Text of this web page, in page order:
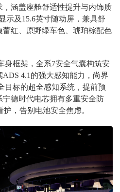
涵盖座舱舒适性提升与内饰质
示及15.6英寸随动屏，兼具舒
红、原野绿车色、琥珀棕配色
身框架，全系7安全气囊构筑安
4.1的强大感知能力，尚界
目标的超全感知系统，提前预
德时代电芯拥有多重安全防
，告别电池安全焦虑。